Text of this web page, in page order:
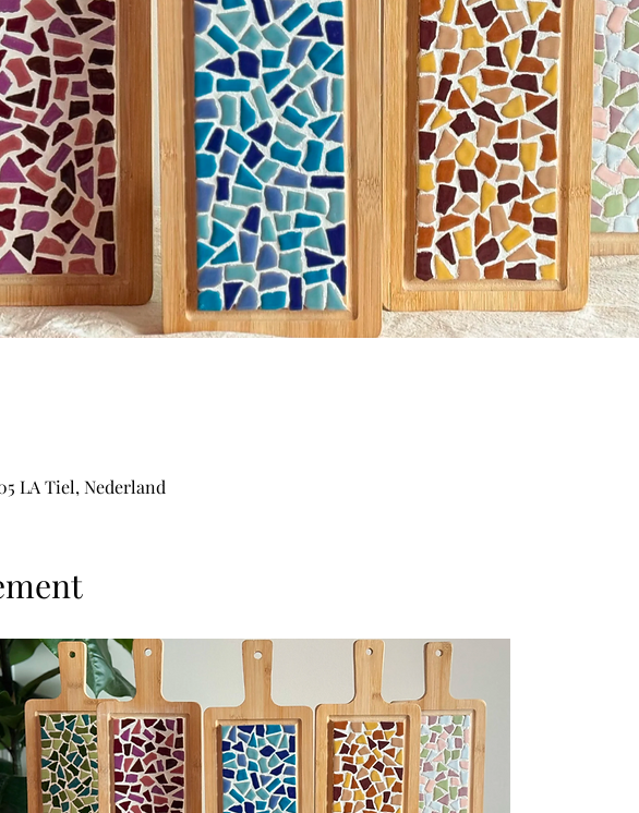
LA Tiel, Nederland